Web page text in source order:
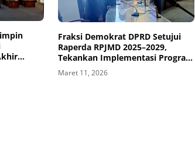
Fraksi Demokrat DPRD Setujui
Raperda RPJMD 2025–2029,
Tekankan Implementasi Program
dan Peningkatan PAD
Maret 11, 2026